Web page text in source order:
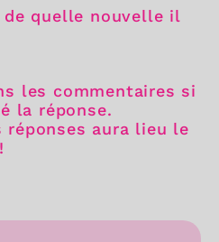
quelle nouvelle il
les commentaires si
la réponse.
réponses aura lieu le